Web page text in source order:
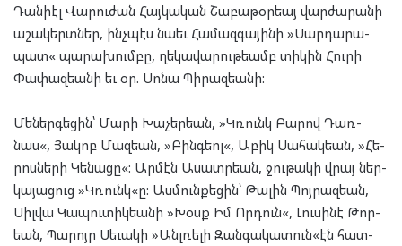
Դանի­էլ Վա­րու­ժան Հայ­կա­կան Շա­բա­թօր­եայ վար­ժա­րա­նի
աշա­կերտ­ներ, ինչ­պէս նա­եւ Հա­մազ­գա­յի­նի »Սար­դա­րա­
պատ« պա­րա­խում­բը, ղե­կա­վա­րու­թեամբ տի­կին Հու­րի
Փա­փազ­եանի եւ օր. Սո­նա Պի­րազ­եա­նի:
Մե­ներ­գե­ցին՝ Մա­րի Խա­չեր­եան, »Կռունկ Բա­րով Դառ­
նաս«, Յա­կոբ Մազ­եան, »Բինգեոլ«, Աբիկ Սա­հակ­եան, »Հե­
րոս­նե­րի Կե­նա­ցը«: Ար­մէն Ասատր­եան, ջու­թա­կի վրայ ներ­
կա­յա­ցուց »Կռունկ«ը: Աս­մուն­քե­ցին՝ Թա­լին Պոյ­րազ­եան,
Սիլ­վա Կա­պու­տիկ­եա­նի »Խօսք Իմ Որ­դուն«, Լու­սի­նէ Թոր­
եան, Պա­րոյր Սե­ւա­կի »Անլ­ռե­լի Զան­գա­կա­տուն«էն հատ­